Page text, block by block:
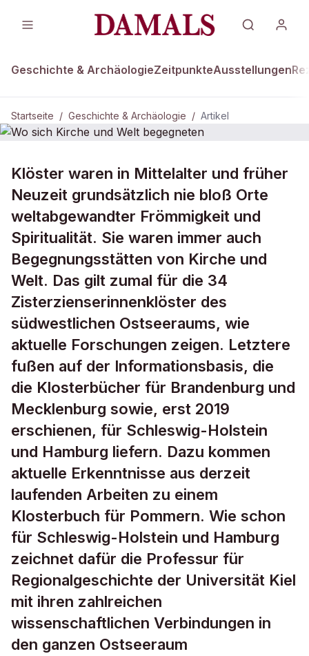
Geschichte & ArchäologieZeitpunkteAusstellungen
Startseite / Geschichte & Archäologie / Artikel
DAMALS Plus GESCHICHTE & ARCHÄOLOGIE
Wo sich Kirche und Welt begegneten
Klöster waren in Mittelalter und früher
Neuzeit grundsätzlich nie bloß Orte
weltabgewandter Frömmigkeit und
Spiritualität. Sie waren immer auch
Begegnungsstätten von Kirche und
Welt. Das gilt zumal für die 34
Zisterzienserinnenklöster des
südwestlichen Ostseeraums, wie
aktuelle Forschungen zeigen. Letztere
fußen auf der Informationsbasis, die
die Klosterbücher für Brandenburg und
Mecklenburg sowie, erst 2019
erschienen, für Schleswig-Holstein
und Hamburg liefern. Dazu kommen
aktuelle Erkenntnisse aus derzeit
laufenden Arbeiten zu einem
Klosterbuch für Pommern. Wie schon
für Schleswig-Holstein und Hamburg
zeichnet dafür die Professur für
Regionalgeschichte der Universität Kiel
mit ihren zahlreichen
wissenschaftlichen Verbindungen in
den ganzen Ostseeraum